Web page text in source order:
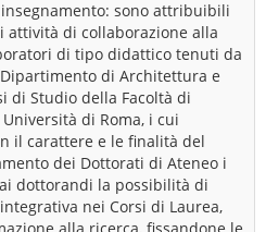
sono attribuibili
di collaborazione alla
di tipo didattico tenuti da
di Architettura e
di Studio della Facoltà di
di Roma, i cui
il carattere e le finalità del
dei Dottorati di Ateneo i
dottorandi la possibilità di
nei Corsi di Laurea,